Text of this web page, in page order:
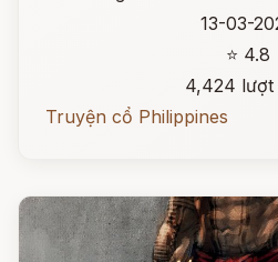
13-03-
⭐ 4.8
4,424 lượt
Truyện cổ Philippines